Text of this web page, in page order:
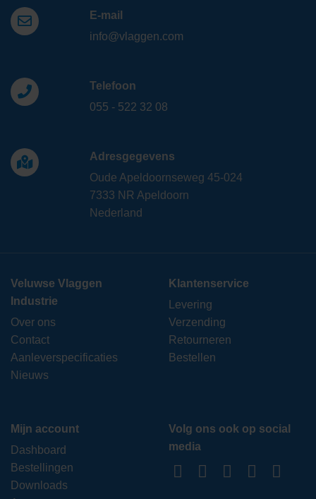
E-mail
info@vlaggen.com
Telefoon
055 - 522 32 08
Adresgegevens
Oude Apeldoornseweg 45-024
7333 NR Apeldoorn
Nederland
Veluwse Vlaggen
Industrie
Over ons
Contact
Aanleverspecificaties
Nieuws
Klantenservice
Levering
Verzending
Retourneren
Bestellen
Mijn account
Dashboard
Bestellingen
Downloads
Volg ons ook op social
media